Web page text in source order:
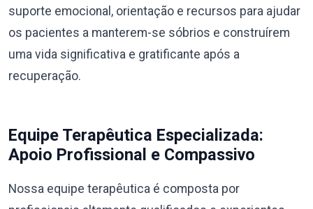
suporte emocional, orientação e recursos para ajudar
os pacientes a manterem-se sóbrios e construírem
uma vida significativa e gratificante após a
recuperação.
Equipe Terapêutica Especializada:
Apoio Profissional e Compassivo
Nossa equipe terapêutica é composta por